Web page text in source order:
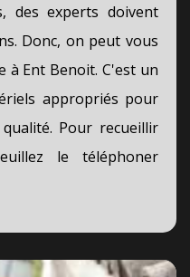
des experts doivent
Donc, on peut vous
à Ent Benoit. C'est un
appropriés pour
Pour recueillir
le téléphoner